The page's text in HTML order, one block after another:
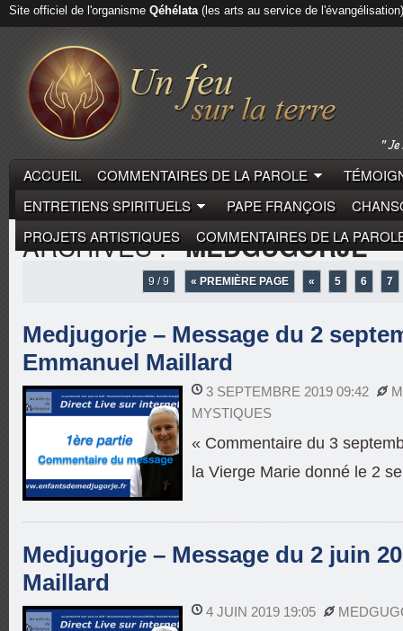
Site officiel de l'organisme Qéhélata(les arts au service de l'évangélisation)
ACCUEIL COMMENTAIRES DE LA PAROLE
ENTRETIENS SPIRITUELS
PAPE FRANÇOIS
PROJETS ARTISTIQUES
COMMENTAIRES DE LA
ARCHIVES :"MEDGUGORJE"
9 / 9 « PREMIÈRE PAGE « 5 6 7
Medjugorje – Message du 2
Emmanuel Maillard
3 SEPTEMBRE 2019 09:42
MYSTIQUES
« Commentaire du 3
la Vierge Marie donné le 2
Medjugorje – Message du 2 juin
Maillard
4 JUIN 2019 19:05